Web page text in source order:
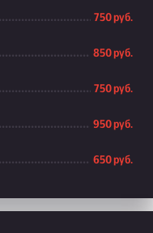
750 руб.
850 руб.
750 руб.
950 руб.
650 руб.